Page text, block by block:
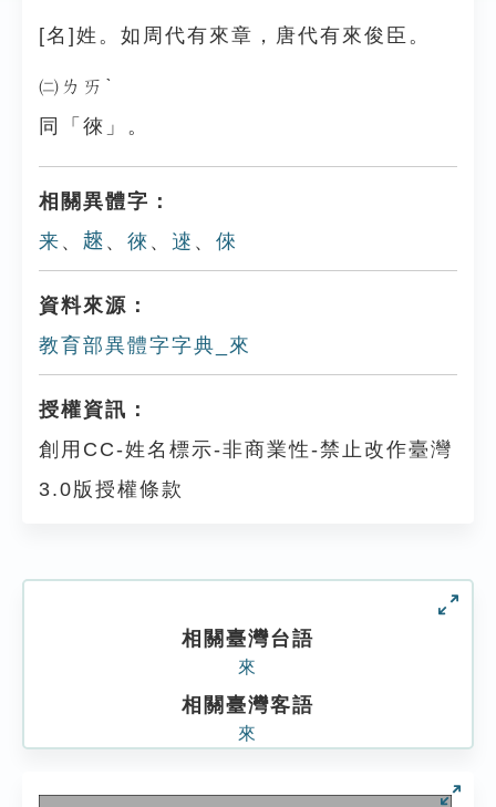
[名]姓。如周代有來章，唐代有來俊臣。
㈡ㄌㄞˋ
同「徠」。
相關異體字：
来 、 𧼛 、 徠 、 逨 、 倈
資料來源：
教育部異體字字典_來
授權資訊：
創用CC-姓名標示-非商業性-禁止改作臺灣
3.0版授權條款
相關臺灣台語
來
相關臺灣客語
來